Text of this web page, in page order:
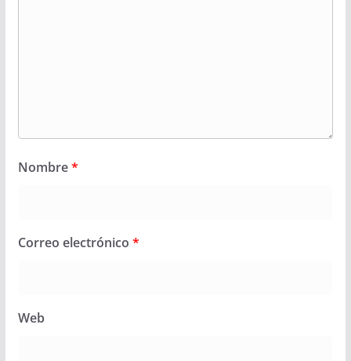
Nombre*
Correo electrónico *
Web